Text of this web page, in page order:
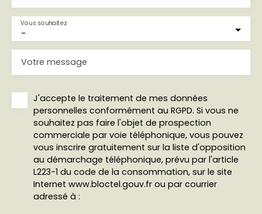
-
Vous souhaitez
Votre message
J'accepte le traitement de mes données
personnelles conformément au RGPD. Si vous ne
souhaitez pas faire l'objet de prospection
commerciale par voie téléphonique, vous pouvez
vous inscrire gratuitement sur la liste d'opposition
au démarchage téléphonique, prévu par l'article
L223-1 du code de la consommation, sur le site
Internet www.bloctel.gouv.fr ou par courrier
adressé à :